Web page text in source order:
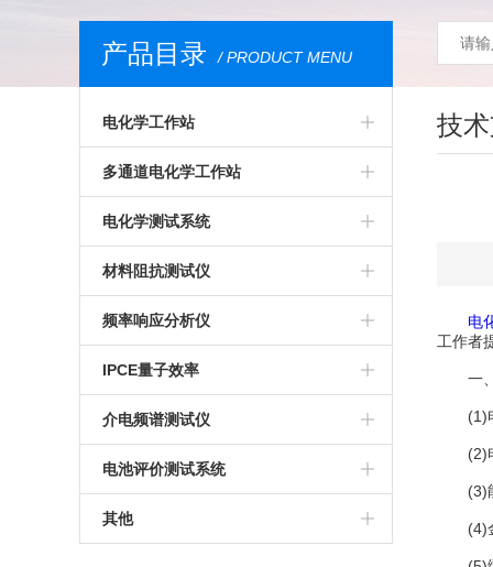
产品目录 / PRODUCT MENU
电化学工作站
多通道电化学工作站
高精度电化学工作站
多功能电化学工作站
进口电化学工作站
美国普林斯顿电化学工作站
英国输力强电化学工作站
多通道电化学工作站
美国普林斯顿多通道电化学工作站
英国输力强多通道电化学工作站
电化学测试系统
多通道电化学测试系统
光电化学测试系统
多功能电化学测试系统
微区电化学测试系统
微区扫描电化学工作站
材料阻抗测试仪
高精度交流阻抗测试系统
生物阻抗特性测试系统
电化学交流阻抗测试系统
频率响应分析仪
IPCE量子效率
介电频谱测试仪
电池评价测试系统
其他
技
电
工作者
一、
(1)电
(2)电
(3)能
(4)金